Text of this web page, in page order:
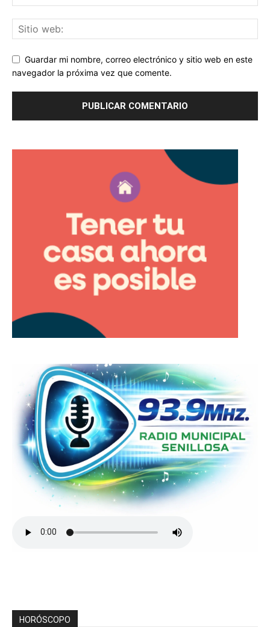
Guardar mi nombre, correo electrónico y sitio web en este
navegador la próxima vez que comente.
HORÓSCOPO